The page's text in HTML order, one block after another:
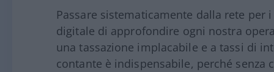
Passare sistematicamente dalla rete per
digitale di approfondire ogni nostra
una tassazione implacabile e a tassi di
contante è indispensabile, perché